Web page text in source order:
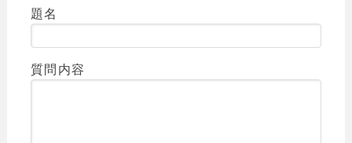
題名
質問内容